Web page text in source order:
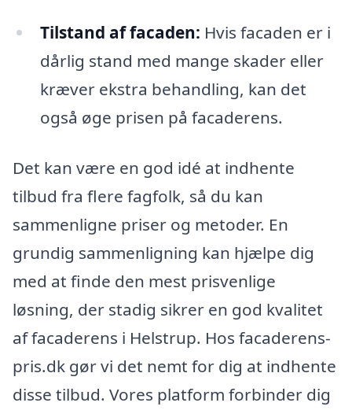
Tilstand af facaden: Hvis facaden er i
dårlig stand med mange skader eller
kræver ekstra behandling, kan det
også øge prisen på facaderens.
Det kan være en god idé at indhente
tilbud fra flere fagfolk, så du kan
sammenligne priser og metoder. En
grundig sammenligning kan hjælpe dig
med at finde den mest prisvenlige
løsning, der stadig sikrer en god kvalitet
af facaderens i Helstrup. Hos facaderens-
pris.dk gør vi det nemt for dig at indhente
disse tilbud. Vores platform forbinder dig